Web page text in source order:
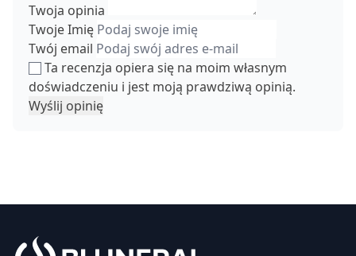
Twoja opinia
Twoje Imię
Twój email
Ta recenzja opiera się na moim własnym
doświadczeniu i jest moją prawdziwą opinią.
Wyślij opinię